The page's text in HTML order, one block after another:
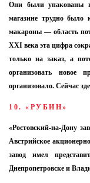
Они были упакованы
магазине трудно было
макароны — область
XXI века эта цифра
только на заказ, а
организовать новое
организовало. Сейчас
10. «РУБИН»
«Ростовский-на-Дону
Австрийское
завод имел
Днепропетровске и
Я согласен с